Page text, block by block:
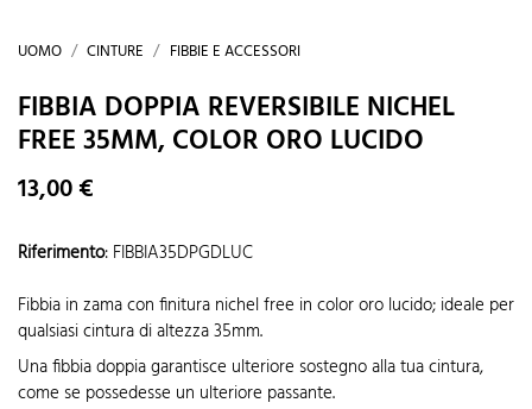
UOMO CINTURE FIBBIE E ACCESSORI
FIBBIA DOPPIA REVERSIBILE NICHEL
FREE 35MM, COLOR ORO LUCIDO
13,00 €
Riferimento: FIBBIA35DPGDLUC
Fibbia in zama con finitura nichel free in color oro lucido; ideale per
qualsiasi cintura di altezza 35mm.
Una fibbia doppia garantisce ulteriore sostegno alla tua cintura,
come se possedesse un ulteriore passante.